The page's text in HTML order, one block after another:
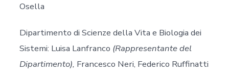
Osella
Dipartimento di Scienze della Vita e Biologia dei
Sistemi: Luisa Lanfranco (Rappresentante del
Dipartimento), Francesco Neri, Federico Ruffinatti